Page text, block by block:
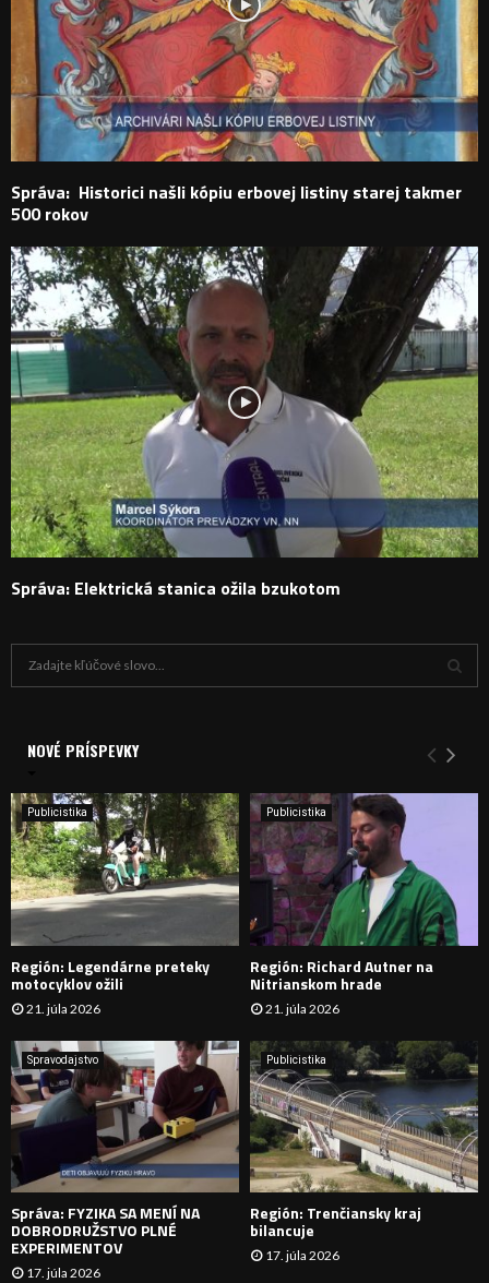
Správa: Historici našli kópiu erbovej listiny starej takmer
500 rokov
Správa: Elektrická stanica ožila bzukotom
i
e
:
Y
H
D
A
N
I
E
NOVÉ PRÍSPEVKY
Publicistika
Región: Legendárne preteky
motocyklov ožili
21. júla 2026
Publicistika
Región: Richard Autner na
Nitrianskom hrade
21. júla 2026
Spravodajstvo
Správa: FYZIKA SA MENÍ NA
DOBRODRUŽSTVO PLNÉ
EXPERIMENTOV
17. júla 2026
Publicistika
Región: Trenčiansky kraj
bilancuje
17. júla 2026